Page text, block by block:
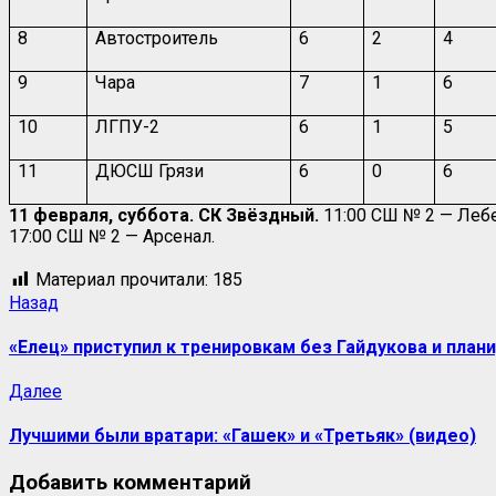
8 Автостроитель 6 2 4
9 Чара 7 1 6
10 ЛГПУ-2 6 1 5
11 ДЮСШ Грязи 6 0 6
11 февраля, суббота. СК Звёздный. 11:00 СШ № 2 —
17:00 СШ № 2 — Арсенал.
Материал прочитали: 185
Назад
«Елец» приступил к тренировкам без Гайдукова и
Далее
Лучшими были вратари: «Гашек» и «Третьяк» (видео)
Добавить комментарий